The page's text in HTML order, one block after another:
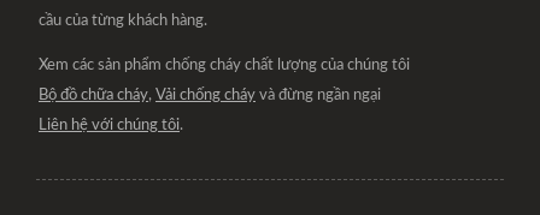
cầu của từng khách hàng.
Xem các sản phẩm chống cháy chất lượng của chúng tôi
Bộ đồ chữa cháy, Vải chống cháy và đừng ngần ngại
Liên hệ với chúng tôi.